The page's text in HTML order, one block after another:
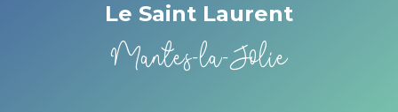
Le Saint Laurent
Mantes-la-Jolie